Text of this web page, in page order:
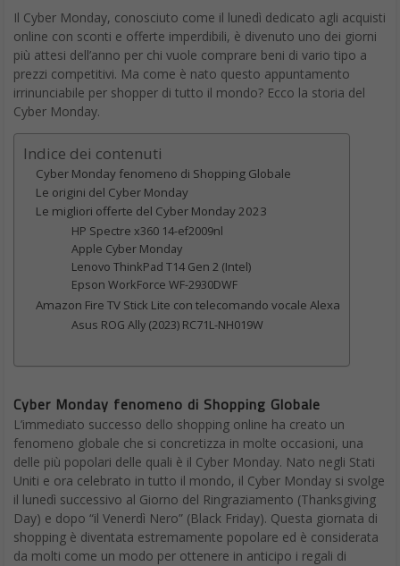
Il Cyber Monday, conosciuto come il lunedì dedicato agli acquisti
online con sconti e offerte imperdibili, è divenuto uno dei giorni
più attesi dell’anno per chi vuole comprare beni di vario tipo a
prezzi competitivi. Ma come è nato questo appuntamento
irrinunciabile per shopper di tutto il mondo? Ecco la storia del
Cyber Monday.
Indice dei contenuti
Cyber Monday fenomeno di Shopping Globale
Le origini del Cyber Monday
Le migliori offerte del Cyber Monday 2023
HP Spectre x360 14-ef2009nl
Apple Cyber Monday
Lenovo ThinkPad T14 Gen 2 (Intel)
Epson WorkForce WF-2930DWF
Amazon Fire TV Stick Lite con telecomando vocale Alexa
Asus ROG Ally (2023) RC71L-NH019W
Cyber Monday fenomeno di Shopping Globale
L’immediato successo dello shopping online ha creato un
fenomeno globale che si concretizza in molte occasioni, una
delle più popolari delle quali è il Cyber Monday. Nato negli Stati
Uniti e ora celebrato in tutto il mondo, il Cyber Monday si svolge
il lunedì successivo al Giorno del Ringraziamento (Thanksgiving
Day) e dopo “il Venerdì Nero” (Black Friday). Questa giornata di
shopping è diventata estremamente popolare ed è considerata
da molti come un modo per ottenere in anticipo i regali di